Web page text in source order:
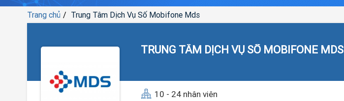
Trang chủ Trung Tâm Dịch Vụ Số Mobifone Mds
TRUNG TÂM DỊCH VỤ SỐ MOBIFONE MDS
10 - 24 nhân viên